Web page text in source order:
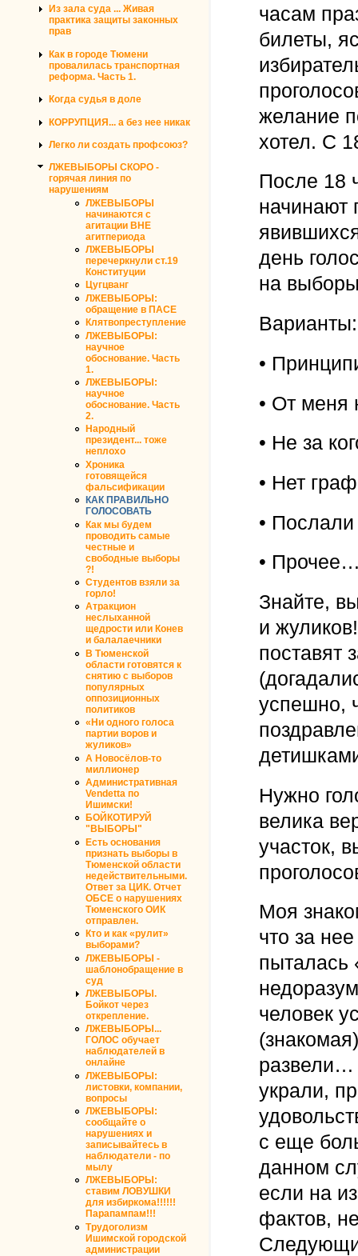
Из зала суда ... Живая
практика защиты законных
прав
Как в городе Тюмени
провалилась транспортная
реформа. Часть 1.
Когда судья в доле
КОРРУПЦИЯ... а без нее никак
Легко ли создать профсоюз?
ЛЖЕВЫБОРЫ СКОРО -
горячая линия по
нарушениям
ЛЖЕВЫБОРЫ
начинаются с
агитации ВНЕ
агитпериода
ЛЖЕВЫБОРЫ
перечеркнули ст.19
Конституции
Цугцванг
ЛЖЕВЫБОРЫ:
обращение в ПАСЕ
Клятвопреступление
ЛЖЕВЫБОРЫ:
научное
обоснование. Часть
1.
ЛЖЕВЫБОРЫ:
научное
обоснование. Часть
2.
Народный
президент... тоже
неплохо
Хроника
готовящейся
фальсификации
КАК ПРАВИЛЬНО
ГОЛОСОВАТЬ
Как мы будем
проводить самые
честные и
свободные выборы
?!
Студентов взяли за
горло!
Атракцион
неслыханной
щедрости или Конев
и балалаечники
В Тюменской
области готовятся к
снятию с выборов
популярных
оппозиционных
политиков
«Ни одного голоса
партии воров и
жуликов»
А Новосёлов-то
миллионер
Административная
Vendetta по
Ишимски!
БОЙКОТИРУЙ
"ВЫБОРЫ"
Есть основания
признать выборы в
Тюменской области
недействительными.
Ответ за ЦИК. Отчет
ОБСЕ о нарушениях
Тюменского ОИК
отправлен.
Кто и как «рулит»
выборами?
ЛЖЕВЫБОРЫ -
шаблонобращение в
суд
ЛЖЕВЫБОРЫ.
Бойкот через
открепление.
ЛЖЕВЫБОРЫ...
ГОЛОС обучает
наблюдателей в
онлайне
ЛЖЕВЫБОРЫ:
листовки, компании,
вопросы
ЛЖЕВЫБОРЫ:
сообщайте о
нарушениях и
записывайтесь в
наблюдатели - по
мылу
ЛЖЕВЫБОРЫ:
ставим ЛОВУШКИ
для избиркома!!!!!!
Парапампам!!!
Трудоголизм
Ишимской городской
администрации
часам
билеты,
желание
хотел. С
После 18
начинают
день
на
Варианты:
•
• От меня
• Не за
• Нет
•
•
Знайте,
и
поставят
успешно,
Нужно
велика
участок,
Моя
что за
пыталась
человек
развели…
украли,
с еще
данном
если на
фактов,